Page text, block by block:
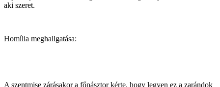
aki szeret.
Homília meghallgatása:
A szentmise zárásakor a főpásztor kérte, hogy legyen ez a zarándok